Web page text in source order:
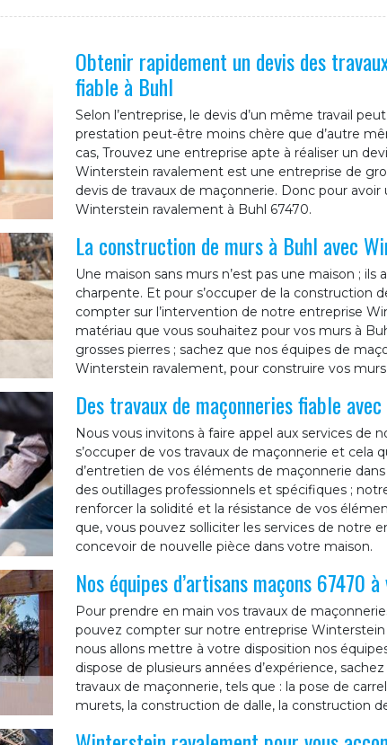
Obtenir rapidement un devis des
fiable à Buhl
Selon l’entreprise, le devis d’un même travail
prestation peut-être moins chère que d’autre
cas, Trouvez une entreprise apte à réaliser un
Winterstein ravalement est une entreprise de
devis de travaux de maçonnerie. Donc pour
Winterstein ravalement à Buhl 67470.
La construction de murs à Buhl avec
Une maison sans murs n’est pas une maison ;
charpente. Et pour s’occuper de la construction
compter sur l’intervention de notre entreprise
matériau que vous souhaitez pour vos murs à
grosses pierres ; sachez que nos équipes de
Winterstein ravalement, pour construire vos murs
Des travaux de maçonneries fiable
Nous vous invitons à faire appel aux services
s’occuper de vos travaux de maçonnerie et cela
d’entretien de vos éléments de maçonnerie
des outillages professionnels et spécifiques ;
renforcer la solidité et la résistance de vos
que, vous pouvez solliciter les services de notre
concevoir de nouvelle pièce dans votre maison.
Nos équipes d’artisans maçons 67470
Pour prendre en main vos travaux de
pouvez compter sur notre entreprise
nous allons mettre à votre disposition nos
dispose de plusieurs années d’expérience,
travaux de maçonnerie, tels que : la pose de
murets, la construction de dalle, la construction